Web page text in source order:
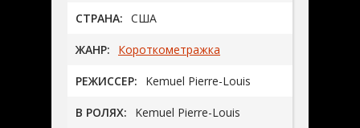
СТРАНА: США
ЖАНР: Короткометражка
РЕЖИССЕР: Kemuel Pierre-Louis
В РОЛЯХ: Kemuel Pierre-Louis